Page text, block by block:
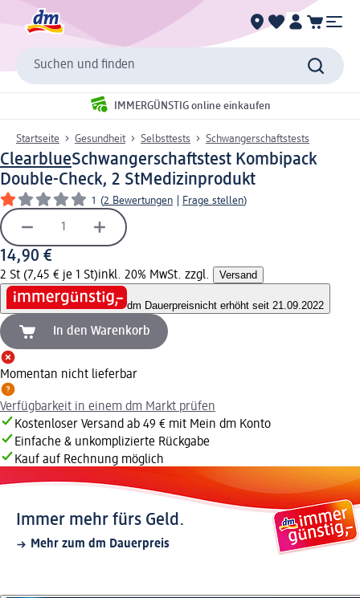
Suchen und finden
IMMERGÜNSTIG online einkaufen
Startseite Gesundheit Selbsttests Schwangerschaftstests
ClearblueSchwangerschaftstest Kombipack
Double-Check, 2 StMedizinprodukt
1 (2 Bewertungen Frage stellen)
14,90 €
2 St (7,45 € je 1 St)inkl. 20% MwSt. zzgl. Versand
dm Dauerpreisnicht erhöht seit 21.09.2022
In den Warenkorb
Momentan nicht lieferbar
Verfügbarkeit in einem dm Markt prüfen
Kostenloser Versand ab 49 € mit Mein dm Konto
Einfache & unkomplizierte Rückgabe
Kauf auf Rechnung möglich
Immer mehr fürs Geld.
Mehr zum dm Dauerpreis